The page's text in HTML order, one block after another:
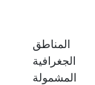
المناطق
الجغرافية
المشمولة